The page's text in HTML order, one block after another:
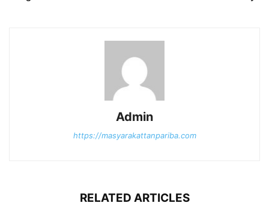
Admin
https://masyarakattanpariba.com
RELATED ARTICLES